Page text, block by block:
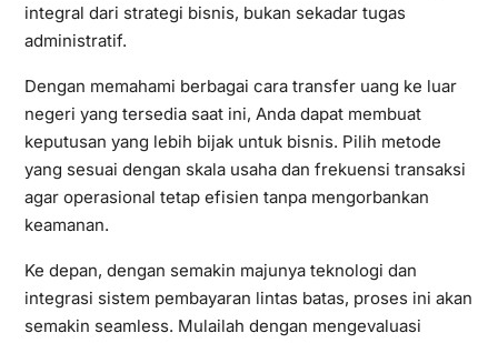
integral dari strategi bisnis, bukan sekadar tugas
administratif.
Dengan memahami berbagai cara transfer uang ke luar
negeri yang tersedia saat ini, Anda dapat membuat
keputusan yang lebih bijak untuk bisnis. Pilih metode
yang sesuai dengan skala usaha dan frekuensi transaksi
agar operasional tetap efisien tanpa mengorbankan
keamanan.
Ke depan, dengan semakin majunya teknologi dan
integrasi sistem pembayaran lintas batas, proses ini akan
semakin seamless. Mulailah dengan mengevaluasi